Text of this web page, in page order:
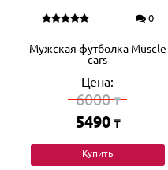
0
Мужская футболка Muscle
cars
Цена:
6000₸
5490 ₸
Купить